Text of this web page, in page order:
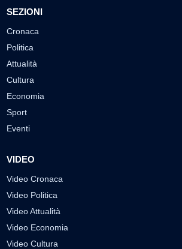
SEZIONI
Cronaca
Politica
Attualità
Cultura
Economia
Sport
Eventi
VIDEO
Video Cronaca
Video Politica
Video Attualità
Video Economia
Video Cultura